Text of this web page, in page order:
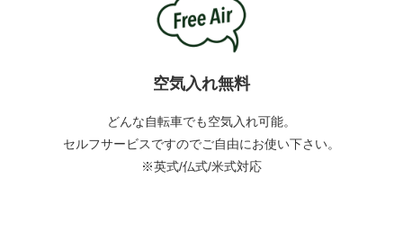
空気入れ無料
どんな自転車でも空気入れ可能。
セルフサービスですのでご自由にお使い下さい。
※英式/仏式/米式対応